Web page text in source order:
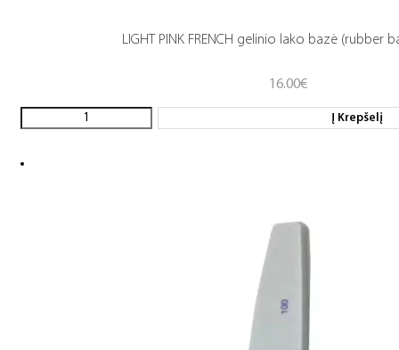
LIGHT PINK FRENCH gelinio lako bazė (rubber
16.00€
Į Krepšelį